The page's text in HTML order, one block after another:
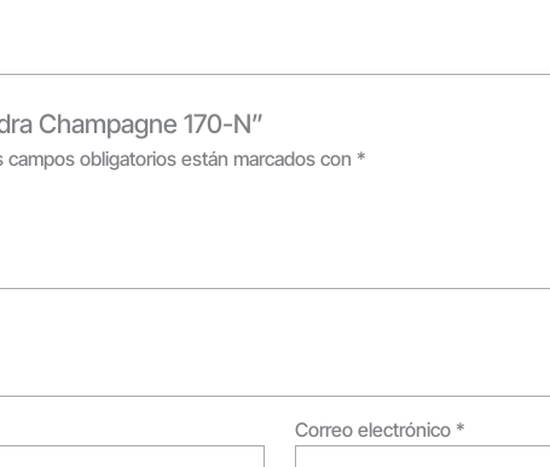
Champagne 170-N”
campos obligatorios están marcados con *
Correo electrónico *